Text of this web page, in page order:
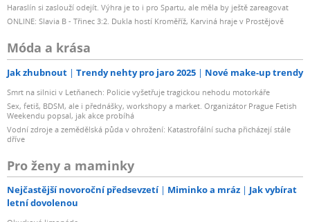
Haraslín si zaslouží odejít. Výhra je to i pro Spartu, ale měla by ještě zareagovat
ONLINE: Slavia B - Třinec 3:2. Dukla hostí Kroměříž, Karviná hraje v Prostějově
Móda a krása
Jak zhubnout Trendy nehty pro jaro 2025 Nové make-up trendy
Smrt na silnici v Letňanech: Policie vyšetřuje tragickou nehodu motorkáře
Sex, fetiš, BDSM, ale i přednášky, workshopy a market. Organizátor Prague Fetish
Weekendu popsal, jak akce probíhá
Vodní zdroje a zemědělská půda v ohrožení: Katastrofální sucha přicházejí stále
dříve
Pro ženy a maminky
Nejčastější novoroční předsevzetí Miminko a mráz
Jak vybírat
letní dovolenou